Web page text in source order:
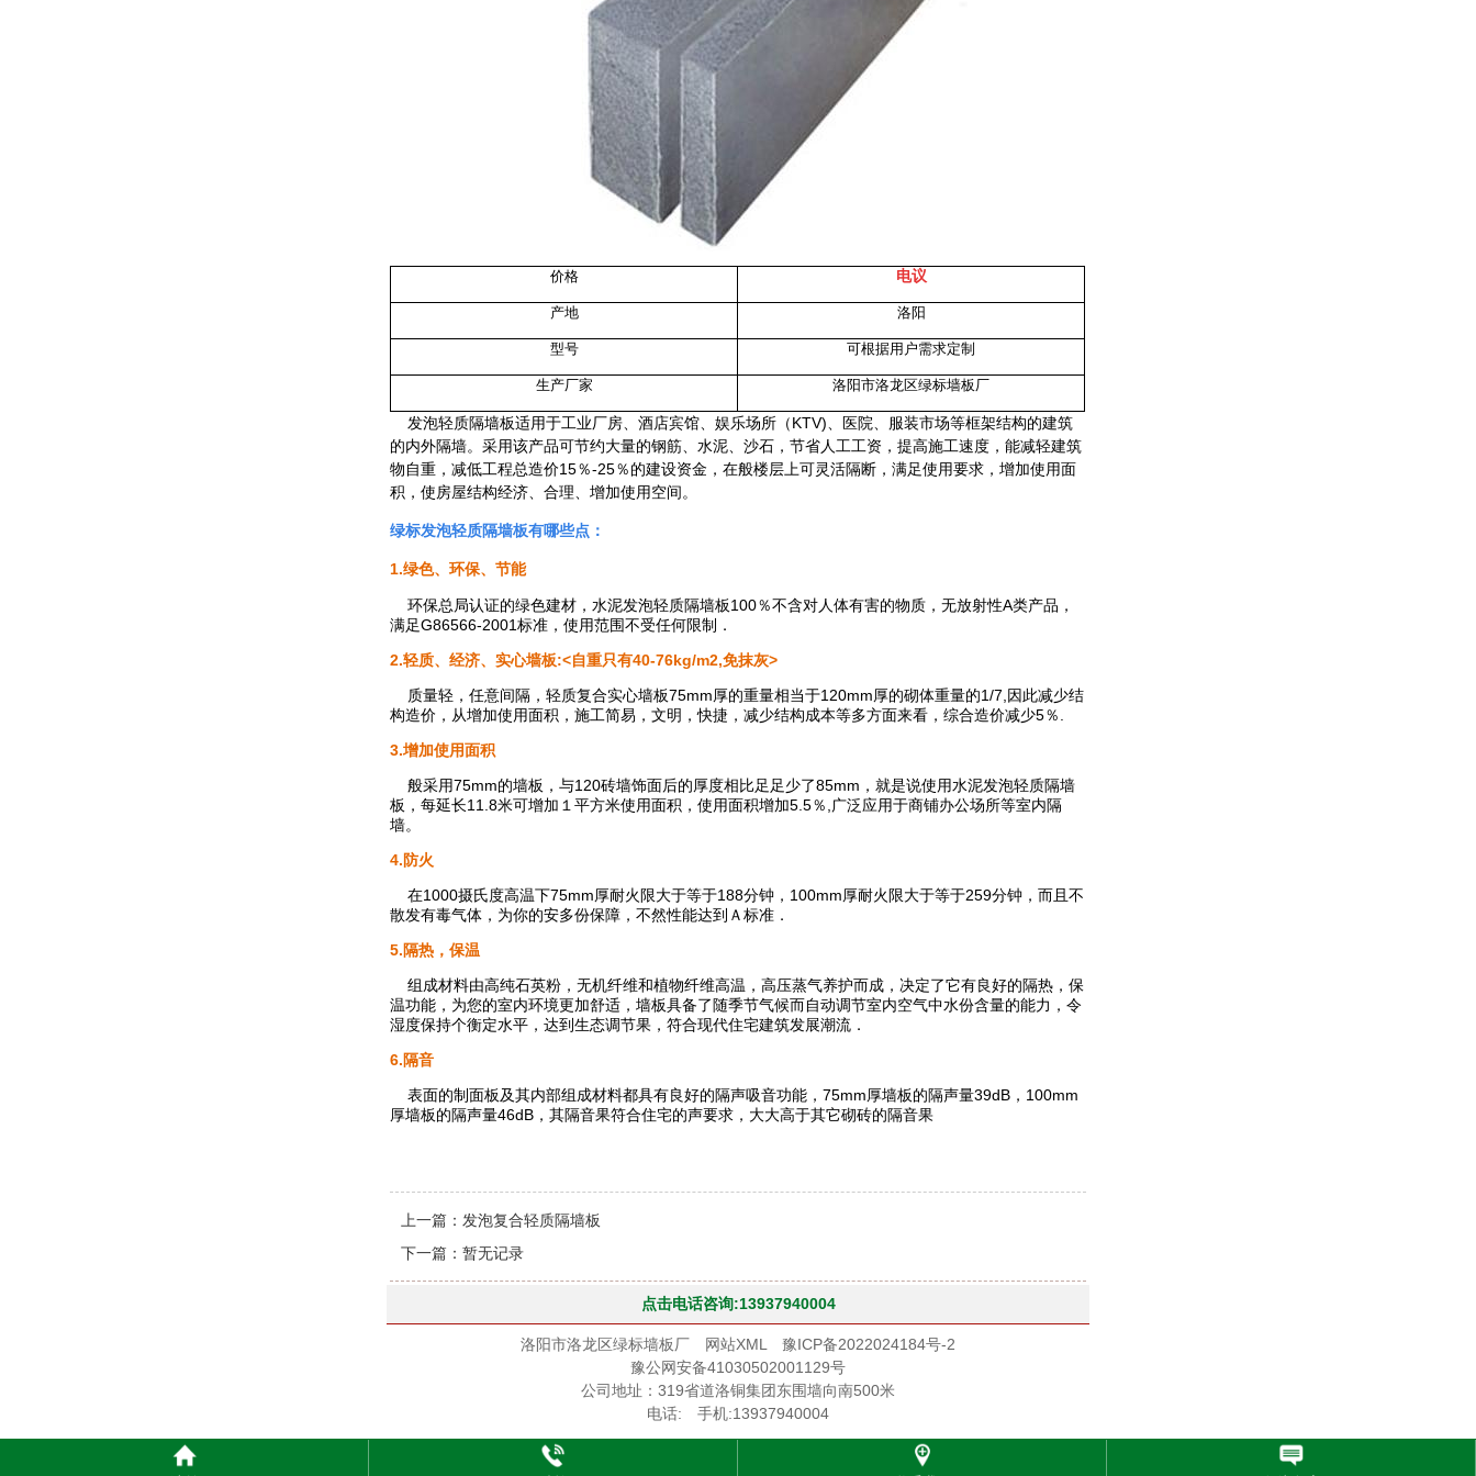
价格 电议
产地 洛阳
型号 可根据用户需求定制
生产厂家 洛阳市洛龙区绿标墙板厂
发泡轻质隔墙板适用于工业厂房、酒店宾馆、娱乐场所（KTV)、医院、服装市场等框架结构的建筑
的内外隔墙。采用该产品可节约大量的钢筋、水泥、沙石，节省人工工资，提高施工速度，能减轻建筑
物自重，减低工程总造价15％-25％的建设资金，在般楼层上可灵活隔断，满足使用要求，增加使用面
积，使房屋结构经济、合理、增加使用空间。
绿标发泡轻质隔墙板有哪些点：
1.绿色、环保、节能
环保总局认证的绿色建材，水泥发泡轻质隔墙板100％不含对人体有害的物质，无放射性A类产品，
满足G86566-2001标准，使用范围不受任何限制．
2.轻质、经济、实心墙板:<自重只有40-76kg/m2,免抹灰>
质量轻，任意间隔，轻质复合实心墙板75mm厚的重量相当于120mm厚的砌体重量的1/7,因此减少结
构造价，从增加使用面积，施工简易，文明，快捷，减少结构成本等多方面来看，综合造价减少5％.
3.增加使用面积
般采用75mm的墙板，与120砖墙饰面后的厚度相比足足少了85mm，就是说使用水泥发泡轻质隔墙
板，每延长11.8米可增加１平方米使用面积，使用面积增加5.5％,广泛应用于商铺办公场所等室内隔
墙。
4.防火
在1000摄氏度高温下75mm厚耐火限大于等于188分钟，100mm厚耐火限大于等于259分钟，而且不
散发有毒气体，为你的安多份保障，不然性能达到Ａ标准．
5.隔热，保温
组成材料由高纯石英粉，无机纤维和植物纤维高温，高压蒸气养护而成，决定了它有良好的隔热，保
温功能，为您的室内环境更加舒适，墙板具备了随季节气候而自动调节室内空气中水份含量的能力，令
湿度保持个衡定水平，达到生态调节果，符合现代住宅建筑发展潮流．
6.隔音
表面的制面板及其内部组成材料都具有良好的隔声吸音功能，75mm厚墙板的隔声量39dB，100mm
厚墙板的隔声量46dB，其隔音果符合住宅的声要求，大大高于其它砌砖的隔音果
上一篇： 发泡复合轻质隔墙板
下一篇：暂无记录
点击电话咨询:13937940004
洛阳市洛龙区绿标墙板厂 网站XML
豫ICP备2022024184号-2
豫公网安备41030502001129号
公司地址：319省道洛铜集团东围墙向南500米
电话: 手机:13937940004